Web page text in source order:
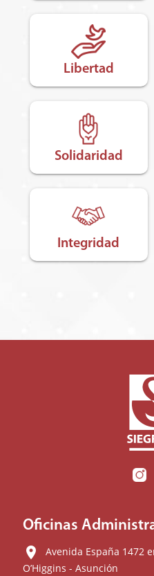
Libertad
Solidaridad
Integridad
Oficinas
location_on
Avenida España 1472
O’Higgins - Asunción